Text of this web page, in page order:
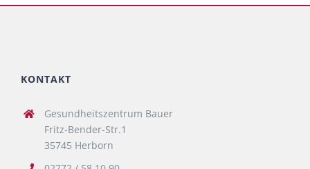
KONTAKT
Gesundheitszentrum Bauer
Fritz-Bender-Str.1
35745 Herborn